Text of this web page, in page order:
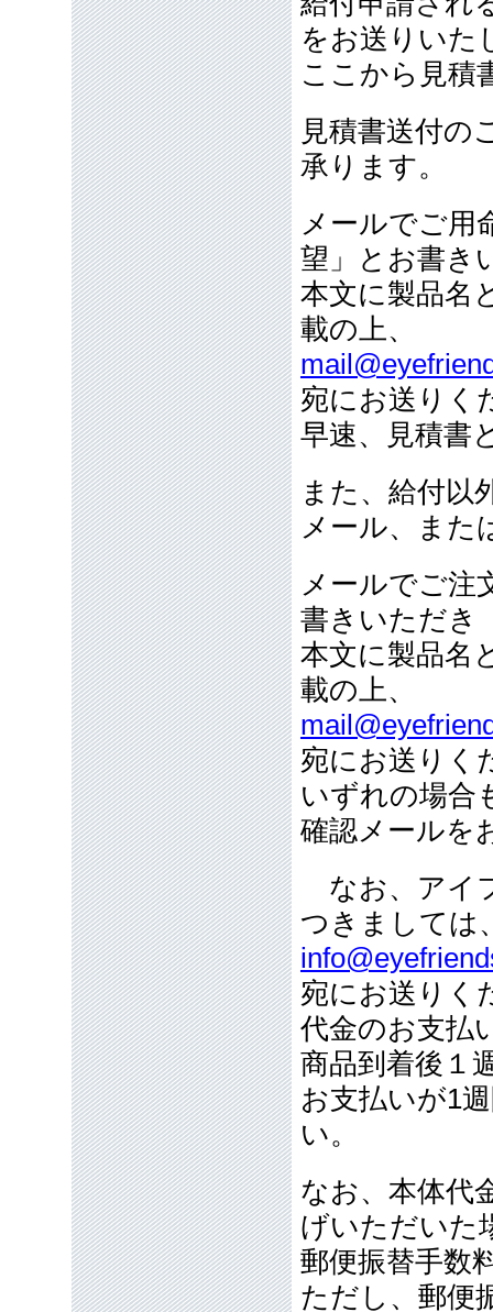
をお送りいた
ここから見積
見積書送付の
承ります。
メールでご用
望」とお書き
本文に製品名
載の上、
宛にお送りく
早速、見積書
また、給付以
メール、また
メールでご注
書きいただき
本文に製品名
載の上、
宛にお送りく
いずれの場合
確認メールを
なお、アイ
つきましては
宛にお送りく
代金のお支払
商品到着後１
お支払いが1
い。
なお、本体代
げいただいた
郵便振替手数
ただし、郵便